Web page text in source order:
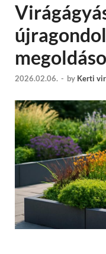
2026.02.06. - by Kerti